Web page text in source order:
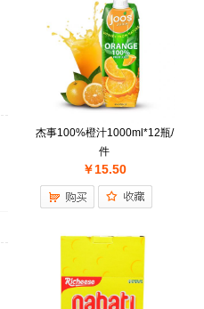
杰事100%橙汁1000ml*12瓶/
件
￥15.50